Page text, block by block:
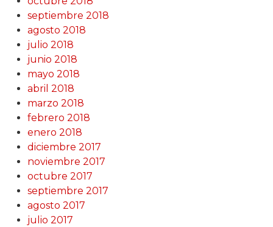
septiembre 2018
agosto 2018
julio 2018
junio 2018
mayo 2018
abril 2018
marzo 2018
febrero 2018
enero 2018
diciembre 2017
noviembre 2017
octubre 2017
septiembre 2017
agosto 2017
julio 2017